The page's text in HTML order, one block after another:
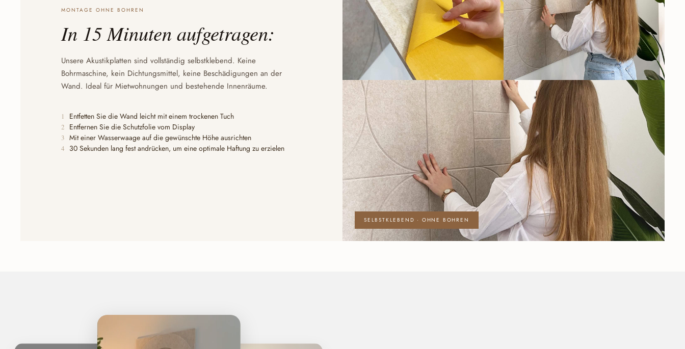
MONTAGE OHNE BOHREN
In 15 Minuten aufgetragen:
Unsere Akustikplatten sind vollständig selbstklebend. Keine
Bohrmaschine, kein Dichtungsmittel, keine Beschädigungen an der
Wand. Ideal für Mietwohnungen und bestehende Innenräume.
1 Entfetten Sie die Wand leicht mit einem trockenen Tuch
2 Entfernen Sie die Schutzfolie vom Display
3 Mit einer Wasserwaage auf die gewünschte Höhe ausrichten
4 30 Sekunden lang fest andrücken, um eine optimale Haftung zu erzielen
SELBSTKLEBEND · OHNE BOHREN